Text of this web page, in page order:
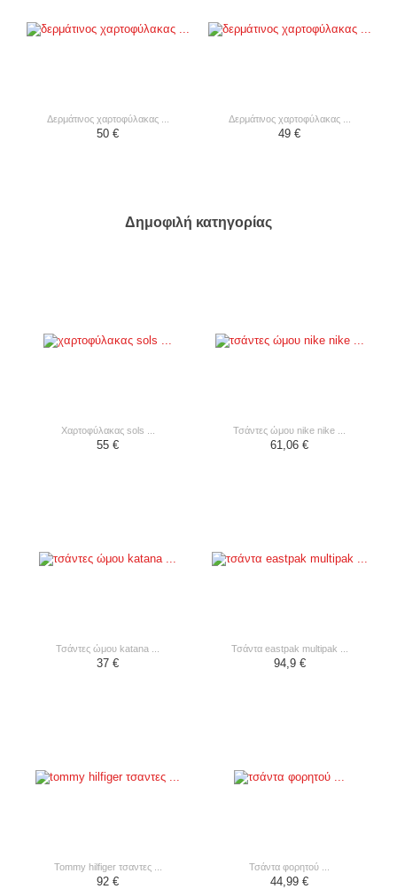
δερμάτινος χαρτοφύλακας ...
50 €
δερμάτινος χαρτοφύλακας ...
49 €
Δημοφιλή κατηγορίας
χαρτοφύλακας sols ...
55 €
τσάντες ώμου nike nike ...
61,06 €
τσάντες ώμου katana ...
37 €
τσάντα eastpak multipak ...
94,9 €
tommy hilfiger τσαντες ...
92 €
τσάντα φορητού ...
44,99 €